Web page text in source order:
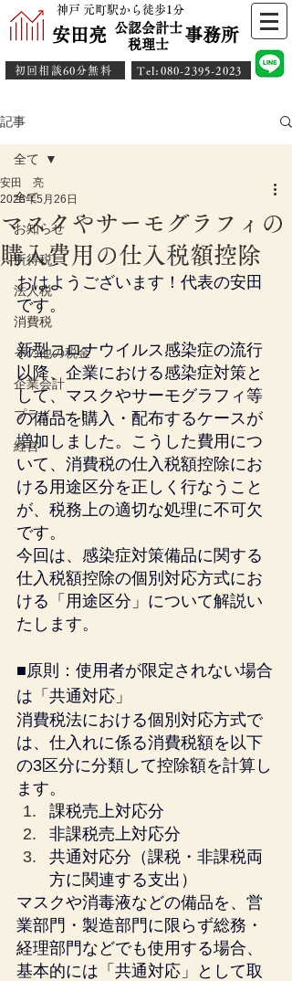
神戸 元町駅から徒歩1分
安田亮 事務所
公認会計士
​税理士
初回相談60分無料 ​Tel:080-2395-2023
記事
全て
お知らせ
所得税
法人税
消費税
その他の税金
企業会計
プライベート
経営
全て
マスクやサーモグラフィの
購入費用の仕入税額控除
安田 亮
2025年5月26日
おはようございます！代表の安田
です。
新型コロナウイルス感染症の流行
以降、企業における感染症対策と
して、マスクやサーモグラフィ等
の備品を購入・配布するケースが
増加しました。こうした費用につ
いて、消費税の仕入税額控除にお
ける用途区分を正しく行なうこと
が、税務上の適切な処理に不可欠
です。
今回は、感染症対策備品に関する
仕入税額控除の個別対応方式にお
ける「用途区分」について解説い
たします。
■原則：使用者が限定されない場合
は「共通対応」
消費税法における個別対応方式で
は、仕入れに係る消費税額を以下
の3区分に分類して控除額を計算し
ます。
課税売上対応分
非課税売上対応分
共通対応分（課税・非課税両
方に関連する支出）
マスクや消毒液などの備品を、営
業部門・製造部門に限らず総務・
経理部門などでも使用する場合、
基本的には「共通対応」として取